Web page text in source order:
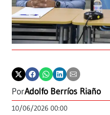
PorAdolfo Berríos Riaño
10/06/2026 00:00